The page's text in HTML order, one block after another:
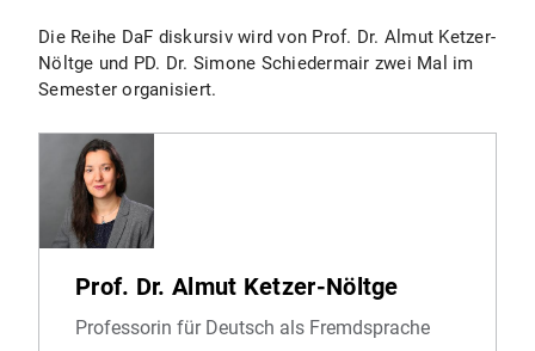
Die Reihe DaF diskursiv wird von Prof. Dr. Almut Ketzer-
Nöltge und PD. Dr. Simone Schiedermair zwei Mal im
Semester organisiert.
Prof. Dr. Almut Ketzer-Nöltge
Professorin für Deutsch als Fremdsprache